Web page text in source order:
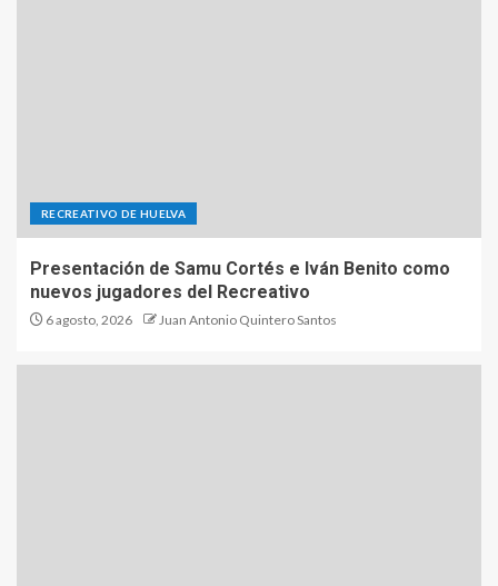
RECREATIVO DE HUELVA
Presentación de Samu Cortés e Iván Benito como
nuevos jugadores del Recreativo
6 agosto, 2026 Juan Antonio Quintero Santos